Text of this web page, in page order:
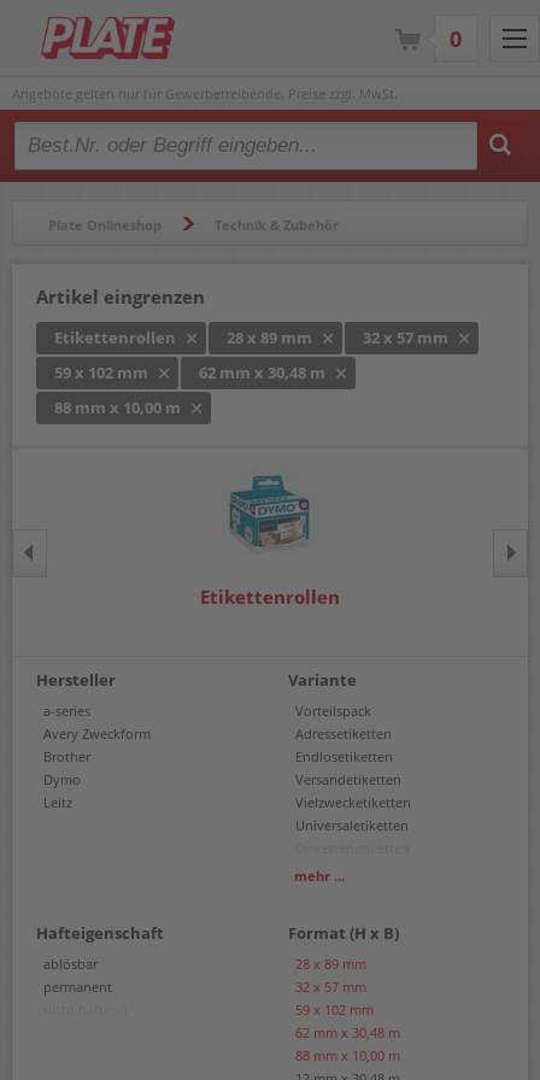
Angebote gelten nur für Gewerbetreibende. Preise zzgl. MwSt.
Type 2 or more characters for results.
Plate Onlineshop Technik & Zubehör
Artikel eingrenzen
Etikettenrollen 28 x 89 mm
32 x 57 mm
59 x 102 mm
62 mm x 30,48 m
88 mm x 10,00 m
Etikettenrollen
Hersteller
a-series
Avery Zweckform
Brother
Dymo
Leitz
Variante
Vorteilspack
Adressetiketten
Endlosetiketten
Versandetiketten
Vielzwecketiketten
Universaletiketten
Endloskartonschilder
Namensschildkarten
Ordneretiketten
Warenrotations-Etiketten
Schmucketiketten
Einzeletiketten
mehr ...
Hafteigenschaft
ablösbar
permanent
Format (H x B)
28 x 89 mm
32 x 57 mm
59 x 102 mm
62 mm x 30,48 m
88 mm x 10,00 m
0